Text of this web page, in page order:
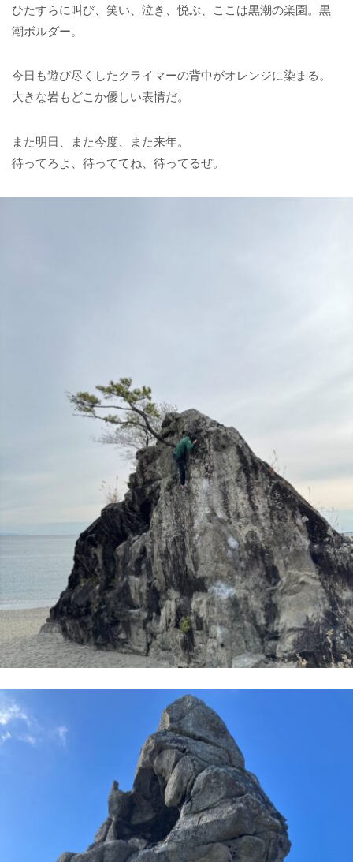
ひたすらに叫び、笑い、泣き、悦ぶ、ここは黒潮の楽園。黒
潮ボルダー。
今日も遊び尽くしたクライマーの背中がオレンジに染まる。
大きな岩もどこか優しい表情だ。
また明日、また今度、また来年。
待ってろよ、待っててね、待ってるぜ。